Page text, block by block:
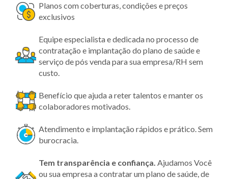
Planos com coberturas, condições e preços
exclusivos
Equipe especialista e dedicada no processo de
contratação e implantação do plano de saúde e
serviço de pós venda para sua empresa/RH sem
custo.
Benefício que ajuda a reter talentos e manter os
colaboradores motivados.
Atendimento e implantação rápidos e prático. Sem
burocracia.
Tem transparência e confiança. Ajudamos Você
ou sua empresa a contratar um plano de saúde, de